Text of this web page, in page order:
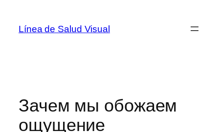
contenido
Línea de Salud Visual
Зачем мы обожаем
ощущение